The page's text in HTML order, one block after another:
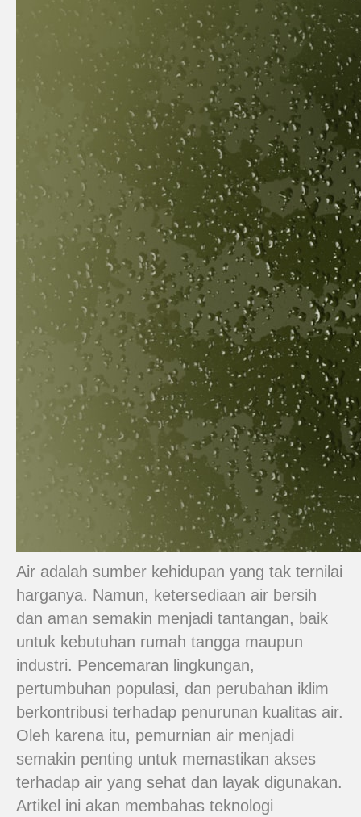
Air adalah sumber kehidupan yang tak ternilai
harganya. Namun, ketersediaan air bersih
dan aman semakin menjadi tantangan, baik
untuk kebutuhan rumah tangga maupun
industri. Pencemaran lingkungan,
pertumbuhan populasi, dan perubahan iklim
berkontribusi terhadap penurunan kualitas air.
Oleh karena itu, pemurnian air menjadi
semakin penting untuk memastikan akses
terhadap air yang sehat dan layak digunakan.
Artikel ini akan membahas teknologi